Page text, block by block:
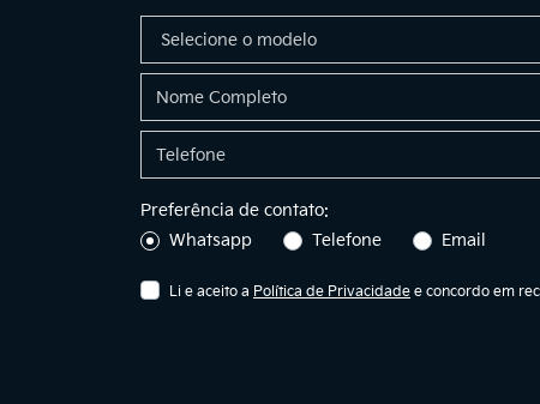
Preferência de contato:
Whatsapp
Telefone Email
Li e aceito a Política de Privacidade e concordo em